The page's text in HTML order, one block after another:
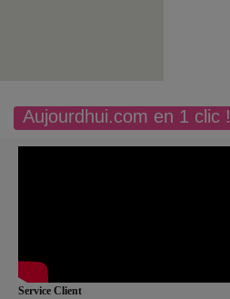
Aujourdhui.com en 1 clic !
Service Client